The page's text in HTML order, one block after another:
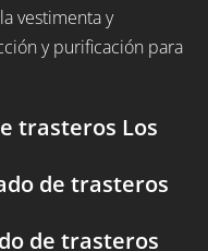
vestimenta y
y purificación para
trasteros Los
de trasteros
de trasteros